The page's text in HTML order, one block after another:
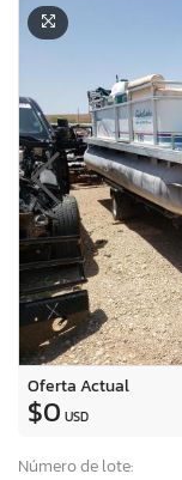
Oferta Actual
$0 USD
Número de lote: